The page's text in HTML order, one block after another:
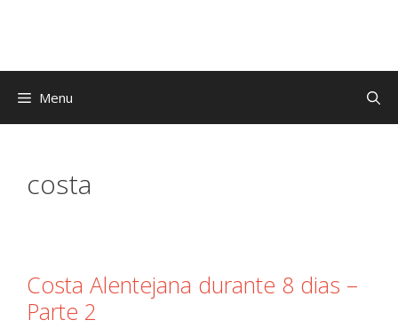
conteúdo
Menu
costa
Costa Alentejana durante 8 dias –
Parte 2